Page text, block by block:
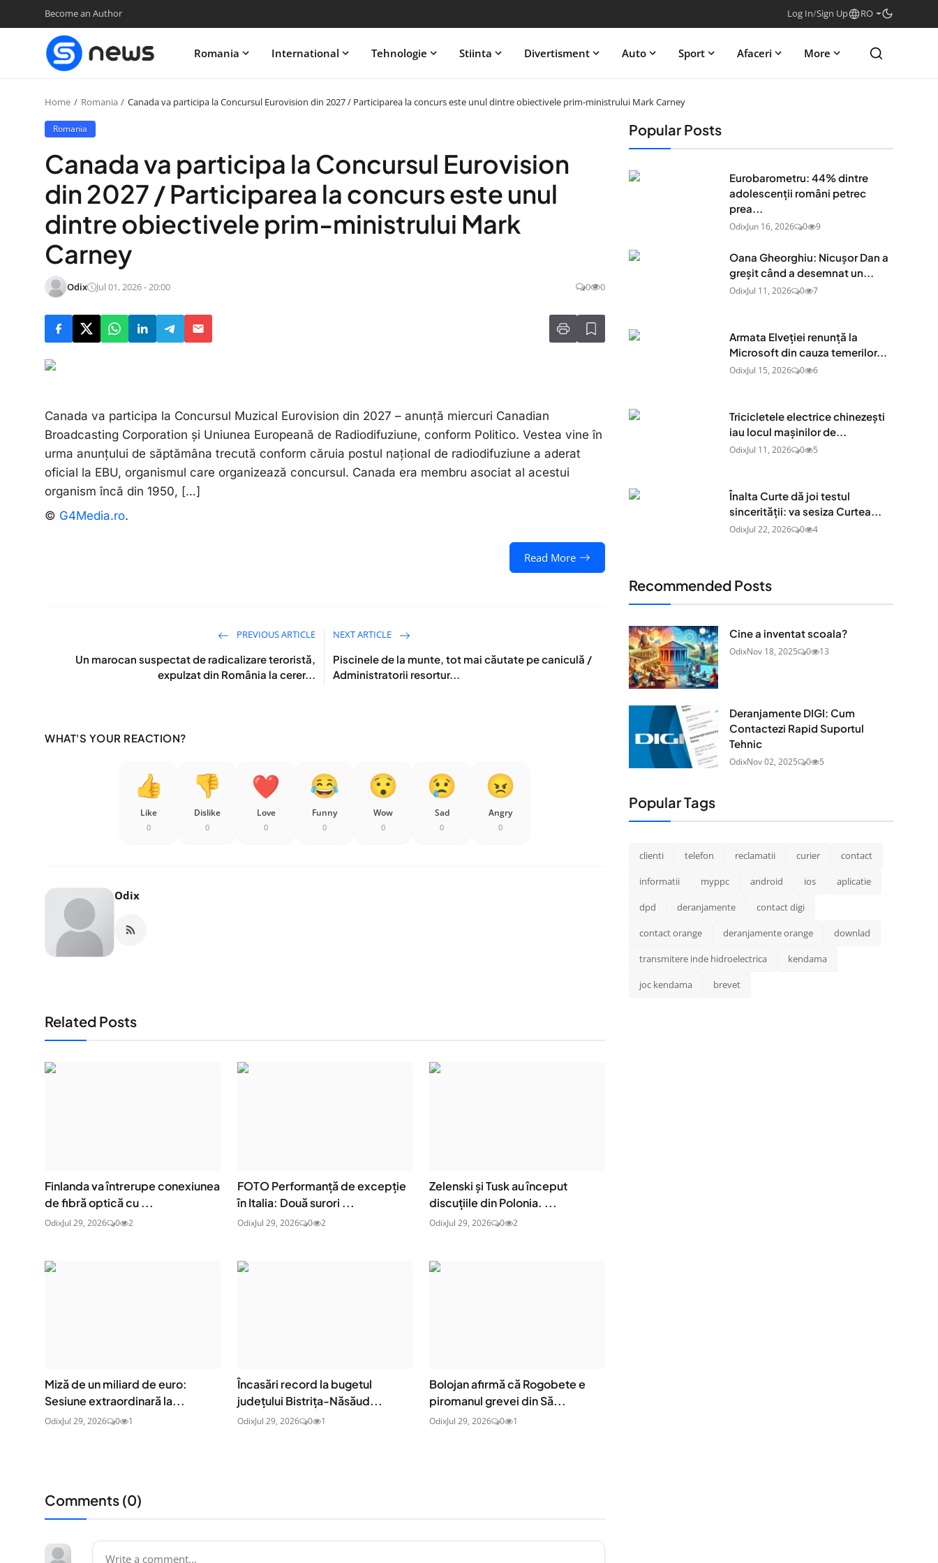
Become an Author Log In/Sign Up RO
Romania International Tehnologie Stiinta Divertisment Auto Sport Afaceri More
Home Romania Canada va participa la Concursul Eurovision din 2027 / Participarea la concurs este unul dintre obiectivele prim-ministrului Mark Carney
Romania
Canada va participa la Concursul Eurovision
din 2027 / Participarea la concurs este unul
dintre obiectivele prim-ministrului Mark
Carney
Odix Jul 01, 2026 - 20:00 0 0
Canada va participa la Concursul Muzical Eurovision din 2027 – anunță miercuri Canadian
Broadcasting Corporation și Uniunea Europeană de Radiodifuziune, conform Politico. Vestea vine în
urma anunțului de săptămâna trecută conform căruia postul național de radiodifuziune a aderat
oficial la EBU, organismul care organizează concursul. Canada era membru asociat al acestui
organism încă din 1950, […]
© G4Media.ro.
Read More
PREVIOUS ARTICLE
Un marocan suspectat de radicalizare teroristă,
expulzat din România la cerer...
NEXT ARTICLE
Piscinele de la munte, tot mai căutate pe caniculă /
Administratorii resortur...
WHAT'S YOUR REACTION?
Like
0
Dislike
0
Love
0
Funny
0
Wow
0
Sad
0
Angry
0
Odix
Related Posts
Finlanda va întrerupe conexiunea
de fibră optică cu ...
OdixJul 29, 2026 0 2
FOTO Performanță de excepție
în Italia: Două surori ...
OdixJul 29, 2026 0 2
Zelenski și Tusk au început
discuțiile din Polonia. ...
OdixJul 29, 2026 0 2
Miză de un miliard de euro:
Sesiune extraordinară la...
OdixJul 29, 2026 0 1
Încasări record la bugetul
județului Bistrița-Năsăud...
OdixJul 29, 2026 0 1
Bolojan afirmă că Rogobete e
piromanul grevei din Să...
OdixJul 29, 2026 0 1
Comments (0)
Popular Posts
Eurobarometru: 44% dintre
adolescenţii români petrec
prea...
OdixJun 16, 2026 0 9
Oana Gheorghiu: Nicușor Dan a
greșit când a desemnat un...
OdixJul 11, 2026 0 7
Armata Elveției renunță la
Microsoft din cauza temerilor...
OdixJul 15, 2026 0 6
Tricicletele electrice chinezești
iau locul mașinilor de...
OdixJul 11, 2026 0 5
Înalta Curte dă joi testul
sincerității: va sesiza Curtea...
OdixJul 22, 2026 0 4
Recommended Posts
Cine a inventat scoala?
OdixNov 18, 2025 0 13
Deranjamente DIGI: Cum
Contactezi Rapid Suportul
Tehnic
OdixNov 02, 2025 0 5
Popular Tags
clienti telefon reclamatii curier contact
informatii myppc android ios aplicatie
dpd deranjamente contact digi
contact orange deranjamente orange downlad
transmitere inde hidroelectrica kendama
joc kendama brevet